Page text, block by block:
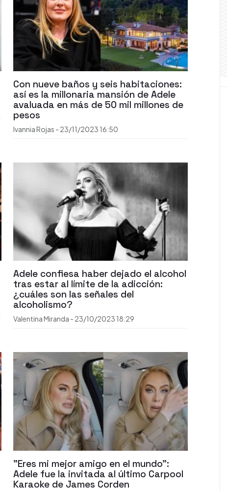
Con nueve baños y seis habitaciones:
así es la millonaria mansión de Adele
avaluada en más de 50 mil millones de
pesos
Ivannia Rojas - 23/11/2023 16:50
Adele confiesa haber dejado el alcohol
tras estar al límite de la adicción:
¿cuáles son las señales del
alcoholismo?
Valentina Miranda - 23/10/2023 18:29
"Eres mi mejor amigo en el mundo":
Adele fue la invitada al último Carpool
Karaoke de James Corden